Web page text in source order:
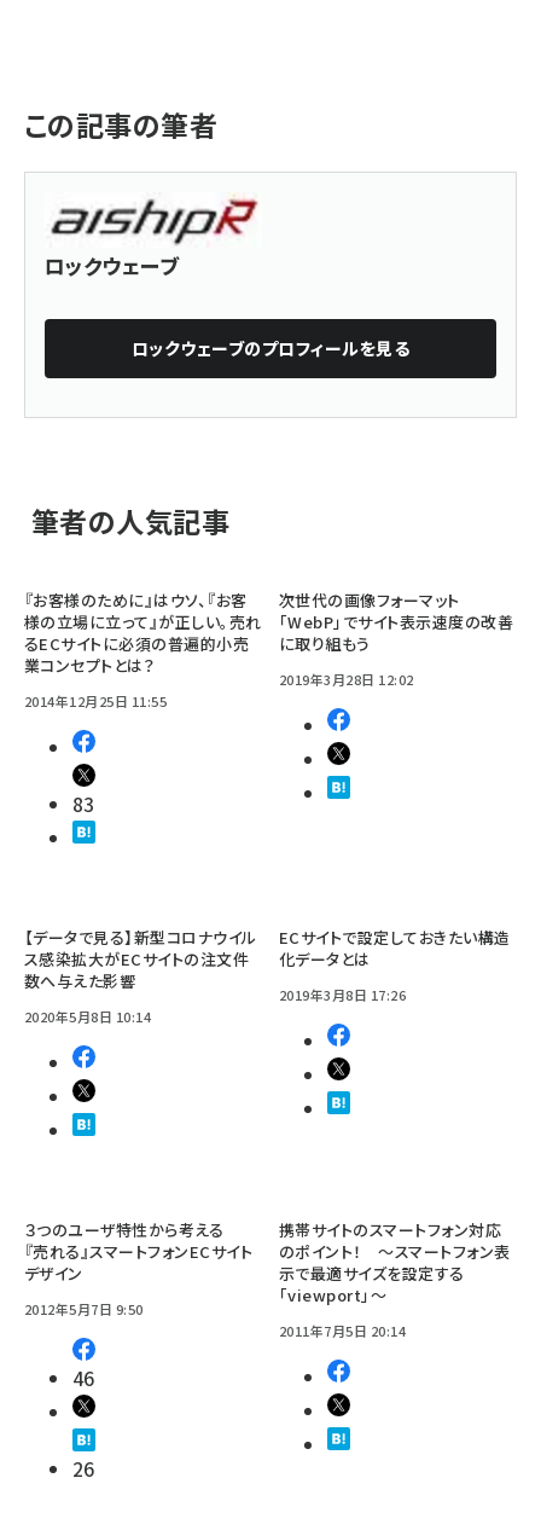
この記事の筆者
ロックウェーブ
ロックウェーブのプロフィールを見る
筆者の人気記事
『お客様のために』はウソ、『お客
様の立場に立って』が正しい。売れ
るECサイトに必須の普遍的小売
業コンセプトとは？
2014年12月25日 11:55
83
次世代の画像フォーマット
「WebP」でサイト表示速度の改善
に取り組もう
2019年3月28日 12:02
【データで見る】新型コロナウイル
ス感染拡大がECサイトの注文件
数へ与えた影響
2020年5月8日 10:14
ECサイトで設定しておきたい構造
化データとは
2019年3月8日 17:26
３つのユーザ特性から考える
『売れる』スマートフォンECサイト
デザイン
2012年5月7日 9:50
46
26
携帯サイトのスマートフォン対応
のポイント！ ～スマートフォン表
示で最適サイズを設定する
「viewport」～
2011年7月5日 20:14